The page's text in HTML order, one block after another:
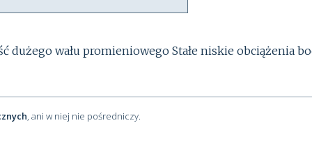
dużego wału promieniowego Stałe niskie obciążenia
, ani w niej nie pośredniczy.